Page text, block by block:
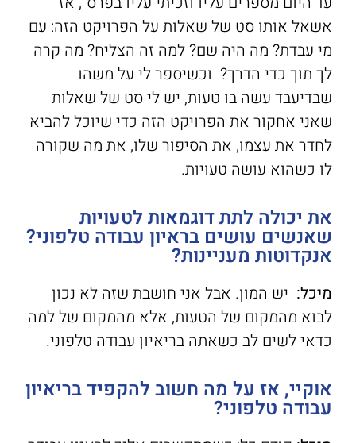
אשאל אותו סט של שאלות על הפרויקט הזה: עם
מי עבדת? מה היה שם? למה זה הצליח? מה קרה
לך תוך כדי הדרך? וכשיספר לי על משהו
שבדיעבד עשה בו טעות, יש לי סט של שאלות
שאני אחקור את הפרויקט הזה כדי שיוכל להביא
לחדר את עצמו, את הסיפור שלו, את מה שקורה
לו כשהוא עושה טעויות.
את יכולה לתת דוגמאות לטעויות
שאנשים עושים בראיון עבודה טלפוני?
אנקדוטות מעניינות?
מיכל: יש המון. אבל אני חושבת שזה לא נכון
לבוא מהמקום של הטעות, אלא מהמקום של למה
כדאי לשים לב כשאתה בריאיון עבודה טלפוני.
אוקיי, אז על מה חשוב להקפיד בריאיון
עבודה טלפוני?